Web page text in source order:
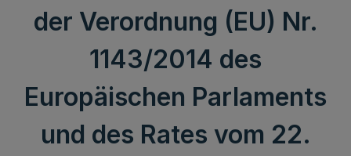
der Verordnung (EU) Nr.
1143/2014 des
Europäischen Parlaments
und des Rates vom 22.